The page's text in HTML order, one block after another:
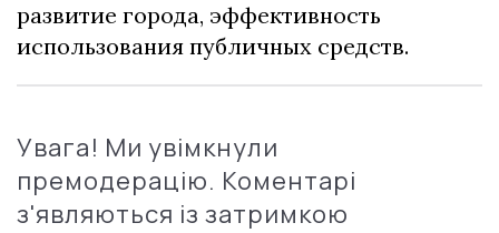
развитие города, эффективность
использования публичных средств.
Увага! Ми увімкнули
премодерацію. Коментарі
з'являються із затримкою